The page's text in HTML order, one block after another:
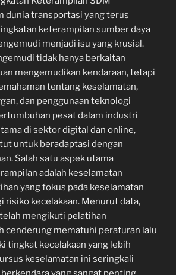
dunia transportasi yang terus
keterampilan sumber daya
menjadi isu yang krusial.
tidak hanya berkaitan
mengemudikan kendaraan, tetapi
tentang keselamatan,
dan penggunaan teknologi
pesat dalam industri
di sektor digital dan online,
untuk beradaptasi dengan
Salah satu aspek utama
adalah keselamatan
yang fokus pada keselamatan
risiko kecelakaan. Menurut data,
mengikuti pelatihan
cenderung mematuhi peraturan lalu
tingkat kecelakaan yang lebih
keselamatan ini seringkali